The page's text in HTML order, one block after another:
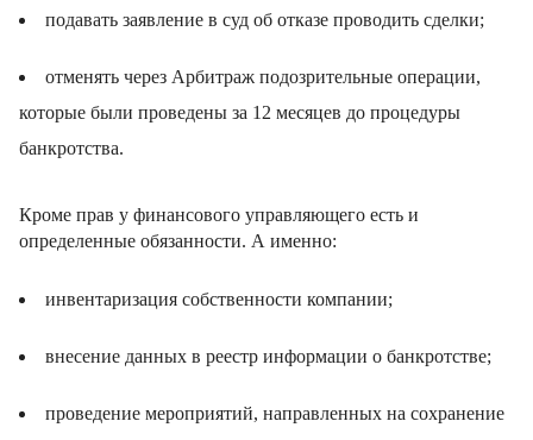
подавать заявление в суд об отказе проводить сделки;
отменять через Арбитраж подозрительные операции,
которые были проведены за 12 месяцев до процедуры
банкротства.
Кроме прав у финансового управляющего есть и
определенные обязанности. А именно:
инвентаризация собственности компании;
внесение данных в реестр информации о банкротстве;
проведение мероприятий, направленных на сохранение